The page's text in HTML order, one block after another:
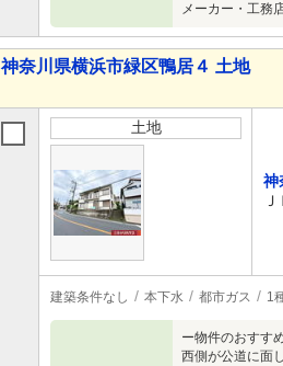
メーカー・工務
神奈川県横浜市緑区鴨居４ 土地
土地
神
建築条件なし 本下水 都市ガス 1
ー物件のおすす
西側が公道に面